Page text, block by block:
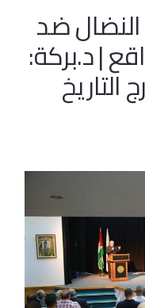
ضد
| د.بركة: